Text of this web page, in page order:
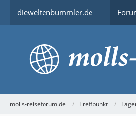
dieweltenbummler.de
molls-reiseforum.de Treffpunkt